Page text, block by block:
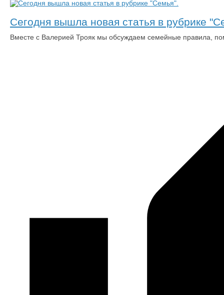
Сегодня вышла новая статья в рубрике
Вместе с Валерией Трояк мы обсуждаем семейные правила,